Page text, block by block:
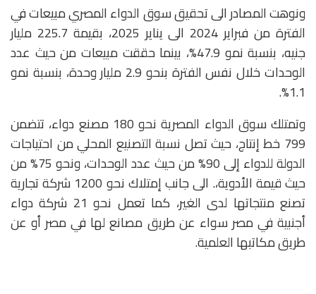
ونوهت المصادر الى تحقيق سوق الدواء المصري مبيعات في
الفترة من فبراير 2024 الى يناير 2025، بقيمة 225.7 مليار
جنيه، بنسبة نمو 47.9%، بينما حققت مبيعات من حيث عدد
الوحدات خلال نفس الفترة بنحو 2.9 مليار وحدة، بنسبة نمو
1.1%.
وتمتلك سوق الدواء المصرية نحو 180 مصنع دواء، تتضمن
799 خط إنتاج، حيث تصل نسبة التصنيع المحلي من احتياجات
الدولة للدواء إلى 90% من حيث عدد الوحدات، ونحو 75% من
حيث قيمة الأدوية،. الى جانب إمتلاك نحو 1200 شركة تجارية
تصنع منتجاتها لدى الغير، كما تعمل نحو 21 شركة دواء
أجنبية في مصر سواء عن طريق مصانع لها في مصر أو عن
طريق مكاتبها العلمية.